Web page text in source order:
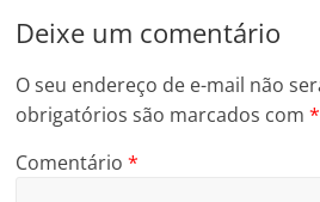
Deixe um comentário
O seu endereço de e-mail não
obrigatórios são marcados com*
Comentário*